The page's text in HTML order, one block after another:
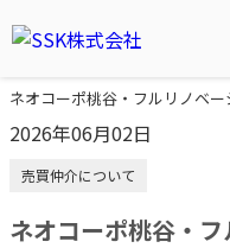
ネオコーポ桃谷・フルリノベー
2026年06月02日
売買仲介について
ネオコーポ桃谷・